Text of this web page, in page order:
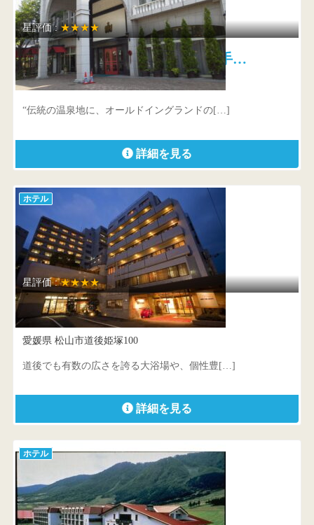
星評価 :★★★★
オールドイングランド道後山の手…
愛媛県 松山市道後鷺谷町1-13
“伝統の温泉地に、オールドイングランドの[…]
詳細を見る
ホテル
星評価 :★★★★
道後プリンスホテル
愛媛県 松山市道後姫塚100
道後でも有数の広さを誇る大浴場や、個性豊[…]
詳細を見る
ホテル